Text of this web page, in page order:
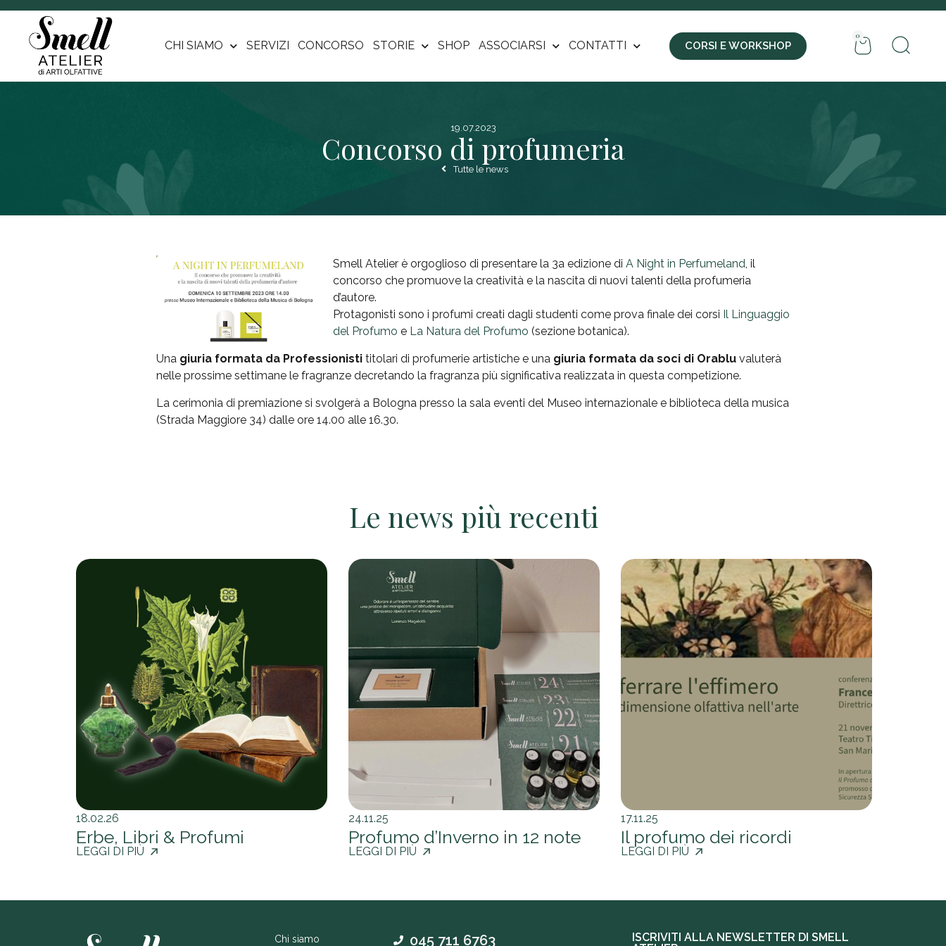
CHI SIAMO SERVIZI CONCORSO STORIE SHOP ASSOCIARSI CONTATTI CORSI E WORKSHOP
0
19.07.2023
Concorso di profumeria
Tutte le news
Smell Atelier è orgoglioso di presentare la 3a edizione di A Night in Perfumeland, il
concorso che promuove la creatività e la nascita di nuovi talenti della profumeria
d’autore.
Protagonisti sono i profumi creati dagli studenti come prova finale dei corsi Il Linguaggio
del Profumo e La Natura del Profumo (sezione botanica).
Una giuria formata da Professionisti titolari di profumerie artistiche e una giuria formata da soci di Orablu valuterà
nelle prossime settimane le fragranze decretando la fragranza più significativa realizzata in questa competizione.
La cerimonia di premiazione si svolgerà a Bologna presso la sala eventi del Museo internazionale e biblioteca della musica
(Strada Maggiore 34) dalle ore 14.00 alle 16.30.
Le news più recenti
18.02.26
Erbe, Libri & Profumi
LEGGI DI PIÙ
24.11.25
Profumo d’Inverno in 12 note
LEGGI DI PIÙ
17.11.25
Il profumo dei ricordi
LEGGI DI PIÙ
Chi siamo 045 711 6763
ISCRIVITI ALLA NEWSLETTER DI SMELL